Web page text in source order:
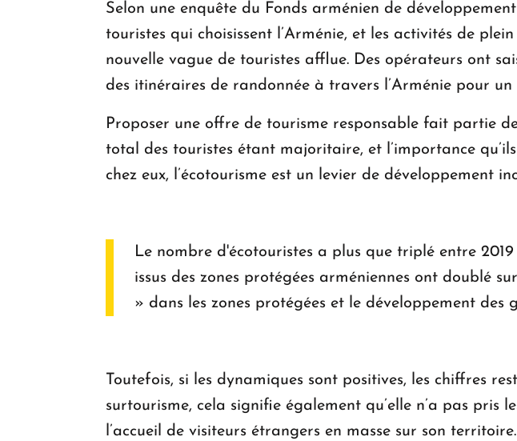
Selon une enquête du Fonds arménien de
touristes qui choisissent l’Arménie, et les activités de
nouvelle vague de touristes afflue. Des opérateurs ont
des itinéraires de randonnée à travers l’Arménie pour
Proposer une offre de tourisme responsable fait partie
total des touristes étant majoritaire, et l’importance
chez eux, l’écotourisme est un levier de développement
Le nombre d'écotouristes a plus que triplé entre
issus des zones protégées arméniennes ont doublé
» dans les zones protégées et le développement des
Toutefois, si les dynamiques sont positives, les chiffres
surtourisme, cela signifie également qu’elle n’a pas pris
l’accueil de visiteurs étrangers en masse sur son territoire.